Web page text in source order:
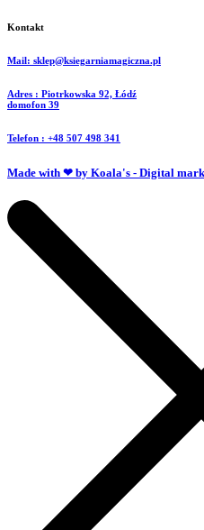
Kontakt
Mail: sklep@ksiegarniamagiczna.pl
Adres : Piotrkowska 92, Łódź
domofon 39
Telefon : +48 507 498 341
Made with ❤ by Koala's - Digital